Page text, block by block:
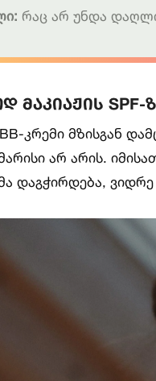
რაც არ უნდა
SPF-
კრემი მზისგან
არ არის.
დაგჭირდება,